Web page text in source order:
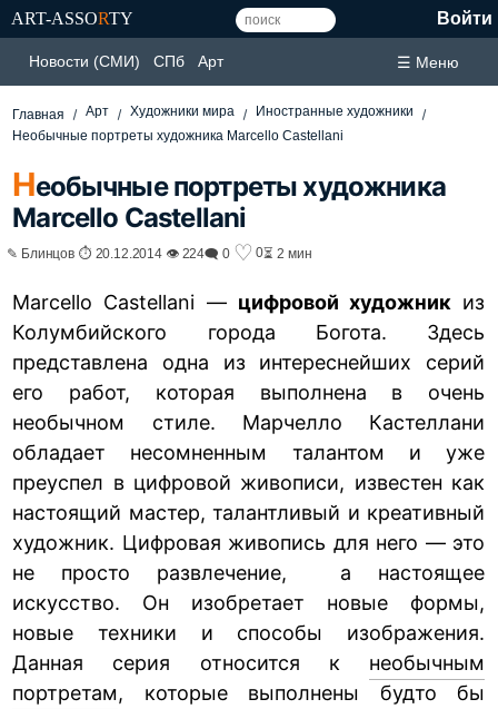
ART-ASSORTY Войти
Новости (СМИ) СПб Арт ☰ Меню
Главная Арт Художники мира
Иностранные художники
Необычные портреты художника Marcello Castellani
Необычные портреты художника
Marcello Castellani
✎ Блинцов ⏱ 20.12.2014 👁 224🗨 0 ♡ 0⏳ 2 мин
Marcello Castellani — цифровой художникиз
Колумбийского города Богота. Здесь
представлена одна из интереснейших серий
его работ, которая выполнена в очень
необычном стиле. Марчелло Кастеллани
обладает несомненным талантом и уже
преуспел в цифровой живописи, известен как
настоящий мастер, талантливый и креативный
художник. Цифровая живопись для него — это
не просто развлечение, а настоящее
искусство. Он изобретает новые формы,
новые техники и способы изображения.
Данная серия относится к необычным
портретам, которые выполнены будто бы